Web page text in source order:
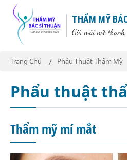
THẨM MỸ
Giữ mãi nét
Trang Chủ Phẩu Thuật Thẩm Mỹ
Phẩu thuật
Thẩm mỹ mí mắt